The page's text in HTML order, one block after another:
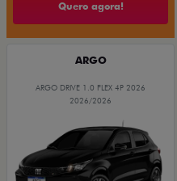
Quero agora!
ARGO
ARGO DRIVE 1.0 FLEX 4P 2026
2026/2026